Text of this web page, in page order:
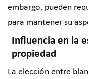
embargo, pueden
para mantener su
Influencia en la
propiedad
La elección entre